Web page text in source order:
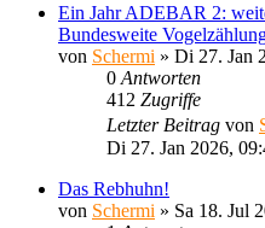
Ein Jahr ADEBAR 2:
Bundesweite
von Schermi » Di 27. Jan
0 Antworten
412 Zugriffe
Letzter Beitrag von
Di 27. Jan 2026,
Das Rebhuhn!
von Schermi » Sa 18. Jul